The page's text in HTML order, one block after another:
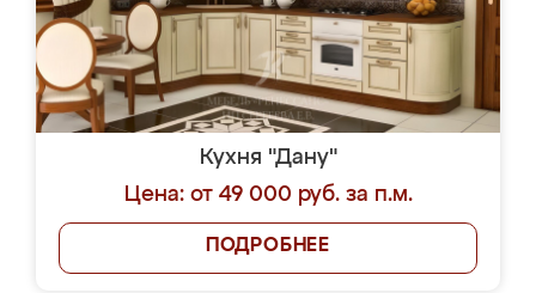
Кухня "Дану"
Цена: от 49 000 руб. за п.м.
ПОДРОБНЕЕ